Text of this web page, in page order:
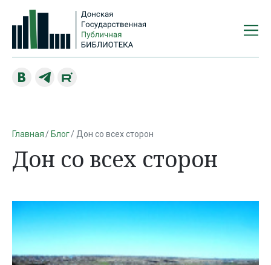
Главная Блог Дон со всех сторон
Дон со всех сторон